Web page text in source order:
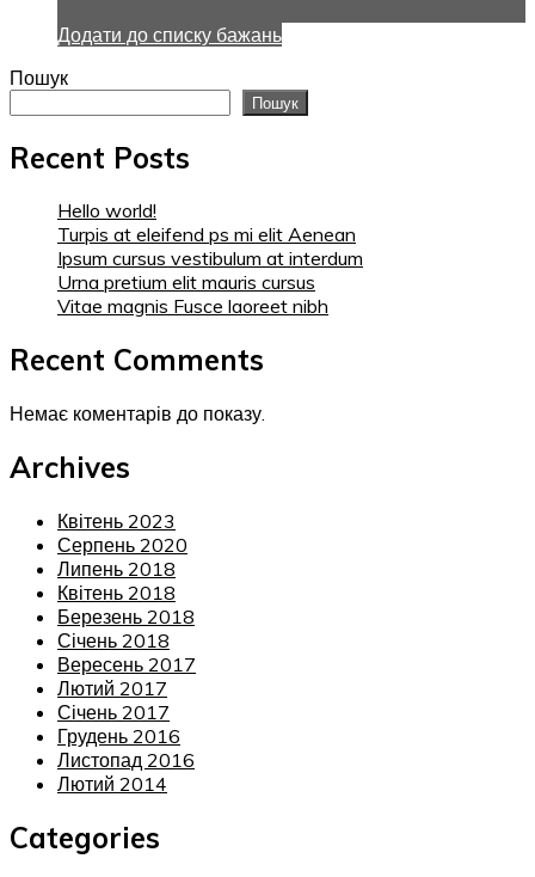
Додати до списку бажань
Пошук
Пошук
Recent Posts
Hello world!
Turpis at eleifend ps mi elit Aenean
Ipsum cursus vestibulum at interdum
Urna pretium elit mauris cursus
Vitae magnis Fusce laoreet nibh
Recent Comments
Немає коментарів до показу.
Archives
Квітень 2023
Серпень 2020
Липень 2018
Квітень 2018
Березень 2018
Січень 2018
Вересень 2017
Лютий 2017
Січень 2017
Грудень 2016
Листопад 2016
Лютий 2014
Categories